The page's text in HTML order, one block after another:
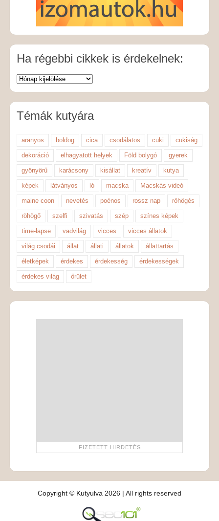
Ha régebbi cikkek is érdekelnek:
Témák kutyára
aranyos boldog cica csodálatos cuki cukiság
dekoráció elhagyatott helyek Föld bolygó gyerek
gyönyörű karácsony kisállat kreatív kutya
képek látványos ló macska Macskás videó
maine coon nevetés poénos rossz nap röhögés
röhögő szelfi szivatás szép színes képek
time-lapse vadvilág vicces vicces állatok
világ csodái állat állati állatok állattartás
életképek érdekes érdekesség érdekességek
érdekes világ őrület
Copyright © Kutyulva 2026 | All rights reserved